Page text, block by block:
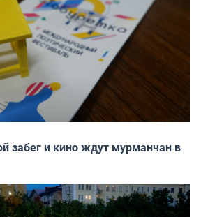
забег и кино ждут мурманчан в